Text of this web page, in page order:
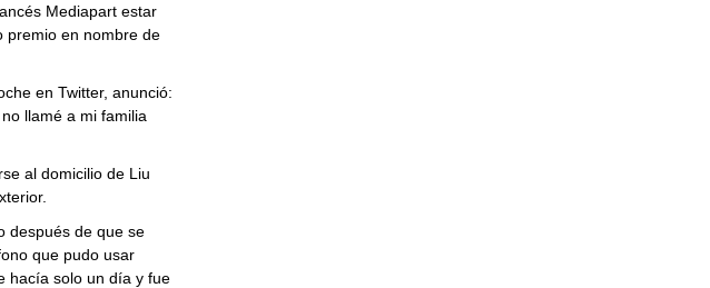
Mediapart estar
premio en nombre de
en Twitter, anunció:
llamé a mi familia
al domicilio de Liu
después de que se
que pudo usar
hacía solo un día y fue